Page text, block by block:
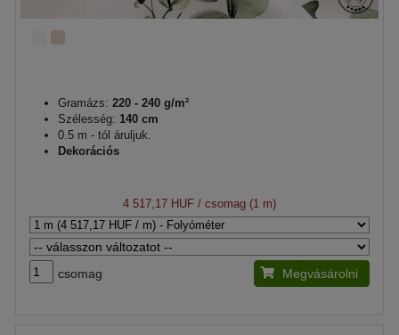
Gramázs: 220 - 240 g/m²
Szélesség: 140 cm
0.5 m - tól áruljuk.
Dekorációs
4 517,17 HUF / csomag (1 m)
csomag Megvásárolni